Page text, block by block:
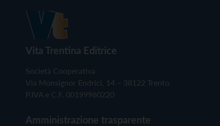
Vita Trentina Editrice
Società Cooperativa
Via Monsignor Endrici, 14 – 38122 Trento
P.IVA e C.F. 00199960220
Amministrazione trasparente